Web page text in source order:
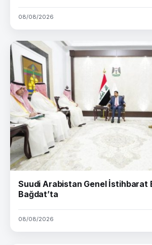
08/08/2026
Suudi Arabistan Genel İstihbarat
Bağdat’ta
08/08/2026